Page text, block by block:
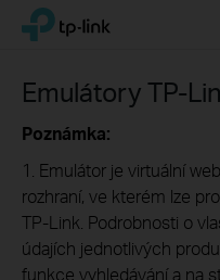
Click
navigation
TP-Link, Reliably Smart
Emulátory TP-
Poznámka:
1. Emulátor je virtuální
rozhraní, ve kterém lze
TP-Link. Podrobnosti o
údajích jednotlivých
funkce vyhledávání a na